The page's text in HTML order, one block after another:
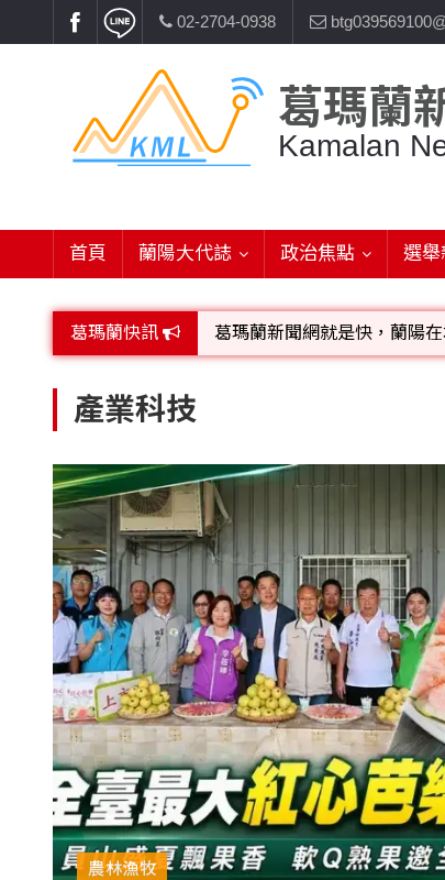
02-2704-0938
葛瑪蘭
Kamalan
首頁 蘭陽大代誌 政治焦點 選舉
葛瑪蘭快訊
葛瑪蘭新聞網就是快，蘭陽
歡迎廣告託播，刊頭或新聞
產業科技
農林漁牧